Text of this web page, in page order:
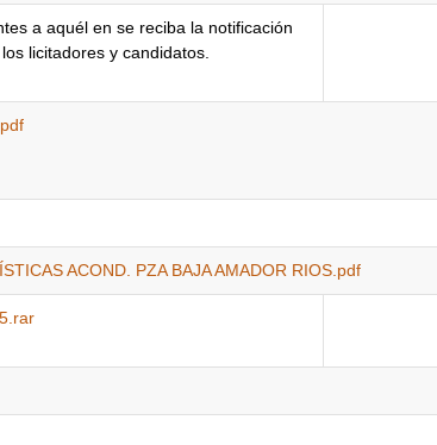
a aquél en se reciba la notificación
licitadores y candidatos.
ACOND. PZA BAJA AMADOR RIOS.pdf